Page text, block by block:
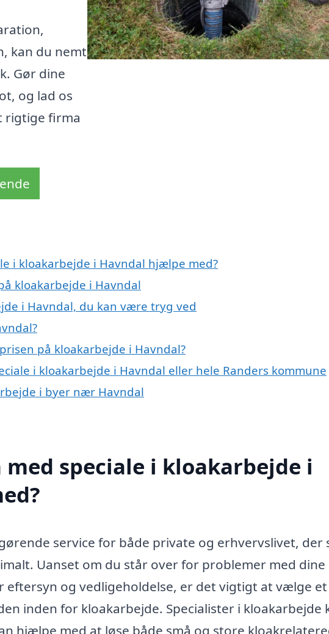
kan du nemt
Gør dine
og lad os
rigtige firma
i kloakarbejde i Havndal hjælpe med?
kloakarbejde i Havndal
i Havndal, du kan være tryg ved
på kloakarbejde i Havndal?
i kloakarbejde i Havndal eller hele Randers kommune
i byer nær Havndal
speciale i kloakarbejde i
service for både private og erhvervslivet, der
Uanset om du står over for problemer med dine
eftersyn og vedligeholdelse, er det vigtigt at vælge et
inden for kloakarbejde. Specialister i kloakarbejde
hjælpe med at løse både små og store